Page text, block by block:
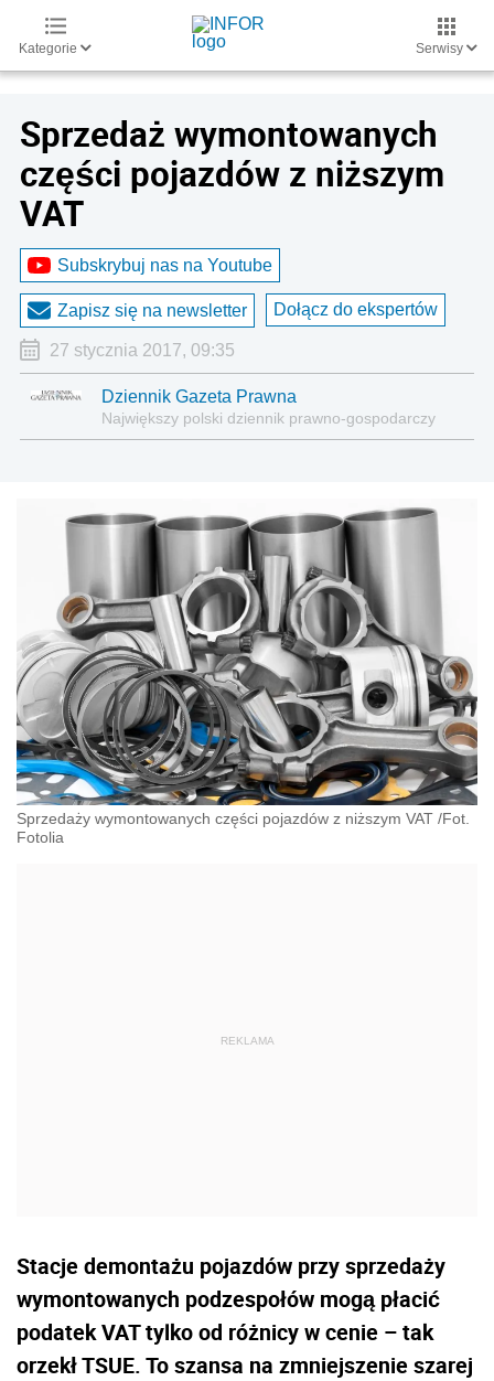
Kategorie Serwisy
Sprzedaż wymontowanych
części pojazdów z niższym
VAT
Subskrybuj nas na Youtube
Zapisz się na newsletter Dołącz do ekspertów
27 stycznia 2017, 09:35
Dziennik Gazeta Prawna
Największy polski dziennik prawno-gospodarczy
Sprzedaży wymontowanych części pojazdów z niższym VAT /Fot.
Fotolia
Stacje demontażu pojazdów przy sprzedaży
wymontowanych podzespołów mogą płacić
podatek VAT tylko od różnicy w cenie – tak
orzekł TSUE. To szansa na zmniejszenie szarej